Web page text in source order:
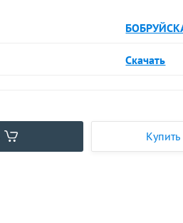
Скачать